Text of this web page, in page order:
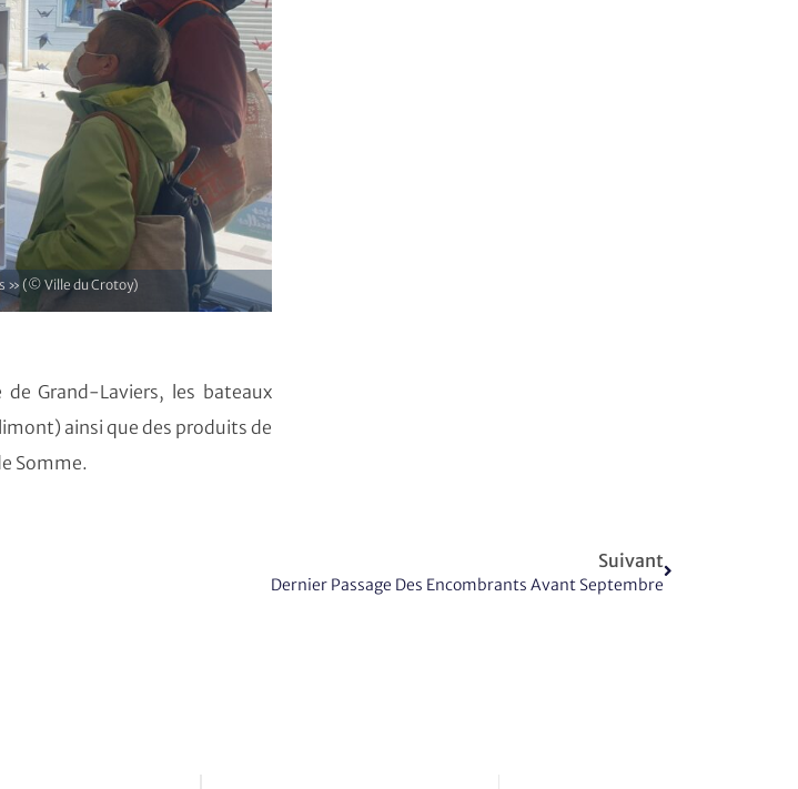
» (© Ville du Crotoy)
Grand-Laviers, les bateaux
ainsi que des produits de
Somme.
Suivant
Dernier Passage Des Encombrants Avant Septembre